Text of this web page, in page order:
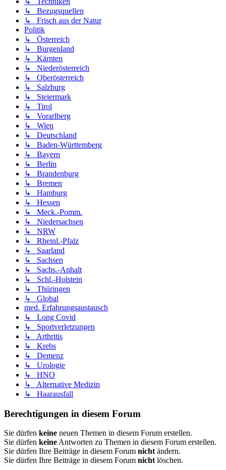
↳ Bezugsquellen
↳ Frisch aus der Natur
Politik
↳ Österreich
↳ Burgenland
↳ Kärnten
↳ Niederösterreich
↳ Oberösterreich
↳ Salzburg
↳ Steiermark
↳ Tirol
↳ Vorarlberg
↳ Wien
↳ Deutschland
↳ Baden-Württemberg
↳ Bayern
↳ Berlin
↳ Brandenburg
↳ Bremen
↳ Hamburg
↳ Hessen
↳ Meck.-Pomm.
↳ Niedersachsen
↳ NRW
↳ Rheinl.-Pfalz
↳ Saarland
↳ Sachsen
↳ Sachs.-Anhalt
↳ Schl.-Holstein
↳ Thüringen
↳ Global
med. Erfahrungsaustausch
↳ Long Covid
↳ Sportverletzungen
↳ Arthritis
↳ Krebs
↳ Demenz
↳ Urologie
↳ HNO
↳ Alternative Medizin
↳ Haarausfall
Berechtigungen in diesem Forum
Sie dürfen keine neuen Themen in diesem Forum erstellen.
Sie dürfen keine Antworten zu Themen in diesem Forum erstellen.
Sie dürfen Ihre Beiträge in diesem Forum nicht ändern.
Sie dürfen Ihre Beiträge in diesem Forum nicht löschen.